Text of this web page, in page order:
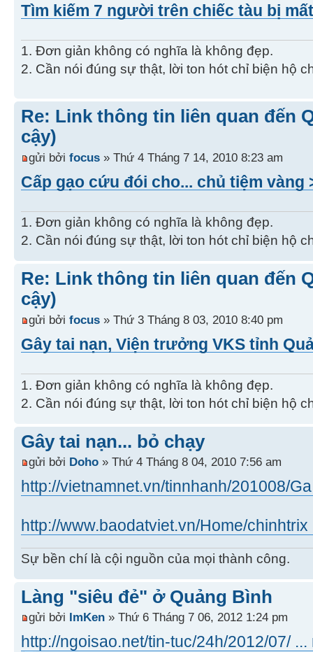
Tìm kiếm 7 người trên chiếc tàu bị
1. Đơn giản không có nghĩa là không đẹp.
2. Cần nói đúng sự thật, lời ton hót chỉ biện hộ
Re: Link thông tin liên quan đến
cậy)
gửi bởi focus » Thứ 4 Tháng 7 14, 2010 8:23 am
Cấp gạo cứu đói cho... chủ tiệm vàng
1. Đơn giản không có nghĩa là không đẹp.
2. Cần nói đúng sự thật, lời ton hót chỉ biện hộ
Re: Link thông tin liên quan đến
cậy)
gửi bởi focus » Thứ 3 Tháng 8 03, 2010 8:40 pm
Gây tai nạn, Viện trưởng VKS tỉnh
1. Đơn giản không có nghĩa là không đẹp.
2. Cần nói đúng sự thật, lời ton hót chỉ biện hộ
Gây tai nạn... bỏ chạy
gửi bởi Doho » Thứ 4 Tháng 8 04, 2010 7:56 am
http://vietnamnet.vn/tinnhanh/201008/
http://www.baodatviet.vn/Home/chinhtrix
Sự bền chí là cội nguồn của mọi thành công.
Làng "siêu đẻ" ở Quảng Bình
gửi bởi ImKen » Thứ 6 Tháng 7 06, 2012 1:24 pm
http://ngoisao.net/tin-tuc/24h/2012/07/